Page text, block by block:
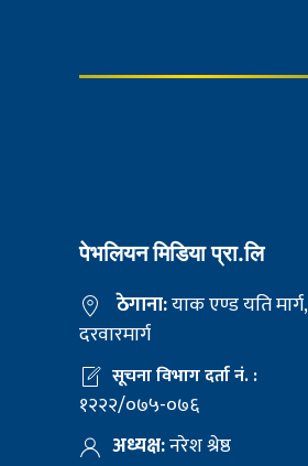
पेभलियन मिडिया प्रा.लि
ठेगाना:याक एण्ड यति मार्ग,
दरवारमार्ग
सूचना विभाग दर्ता नं. :
१२२२/०७५-०७६
अध्यक्ष:नरेश श्रेष्ठ